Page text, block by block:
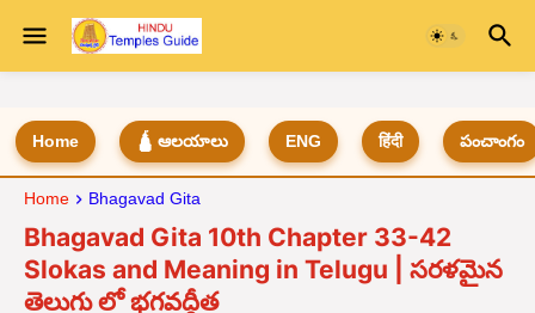
Home 🛕 ఆలయాలు ENG हिंदी పంచాంగం
Home Bhagavad Gita
Bhagavad Gita 10th Chapter 33-42
Slokas and Meaning in Telugu | సరళమైన
తెలుగు లో భగవద్గీత